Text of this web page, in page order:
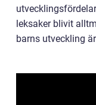
leksaker blivit
barns utveckling